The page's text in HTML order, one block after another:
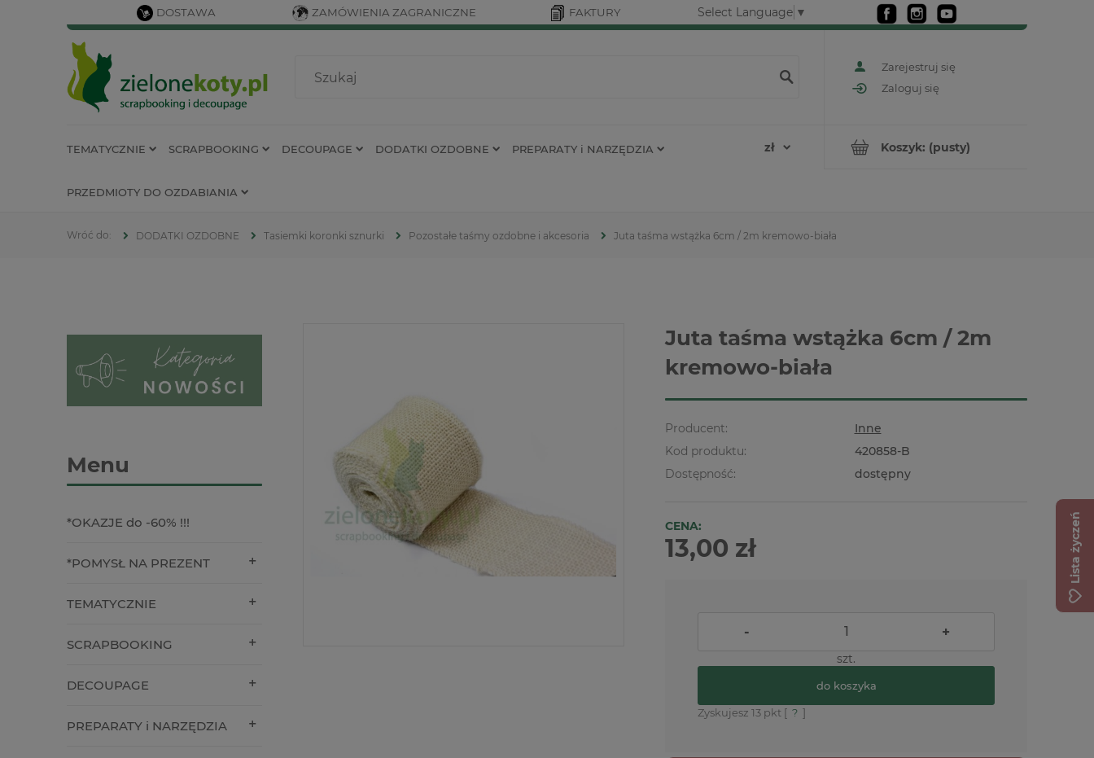
DOSTAWA ZAMÓWIENIA ZAGRANICZNE FAKTURY Select Language ▼
Zarejestruj się
Zaloguj się
Koszyk: (pusty)
TEMATYCZNIE SCRAPBOOKING DECOUPAGE DODATKI OZDOBNE PREPARATY i NARZĘDZIA
PRZEDMIOTY DO OZDABIANIA
DODATKI OZDOBNE Tasiemki koronki sznurki Pozostałe taśmy ozdobne i akcesoria Juta taśma wstążka 6cm / 2m kremowo-biała
Menu
*OKAZJE do -60% !!!
*POMYSŁ NA PREZENT
TEMATYCZNIE
SCRAPBOOKING
DECOUPAGE
PREPARATY i NARZĘDZIA
Juta taśma wstążka 6cm / 2m
kremowo-biała
Producent:
Inne
Kod produktu:
420858-B
Dostępność:
dostępny
CENA:
13,00 zł
- +
szt.
do koszyka
Zyskujesz 13 pkt [ ? ]
Lista życzeń